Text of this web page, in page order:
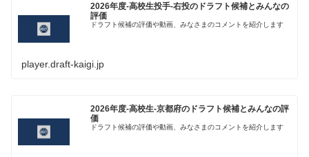
2026年度-高校生投手-右投のドラフト候補とみんなの
評価
ドラフト候補の評価や動画、みなさまのコメントを紹介します
player.draft-kaigi.jp
2026年度-高校生-京都府のドラフト候補とみんなの評
価
ドラフト候補の評価や動画、みなさまのコメントを紹介します